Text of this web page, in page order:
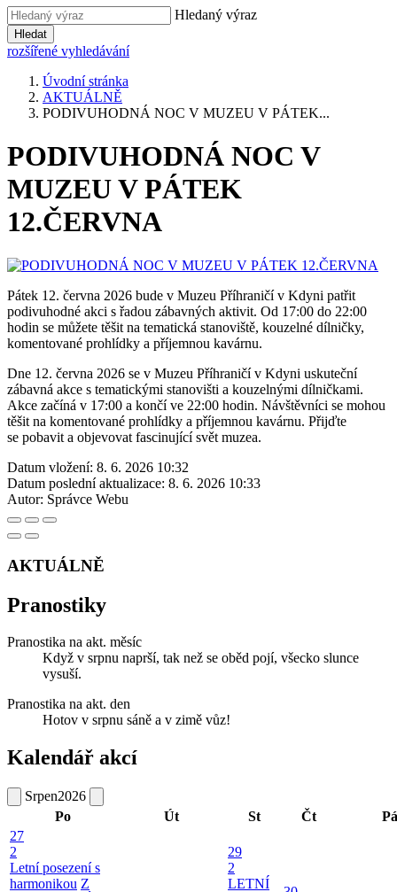
Hledaný výraz
Hledat
rozšířené vyhledávání
Úvodní stránka
AKTUÁLNĚ
PODIVUHODNÁ NOC V MUZEU V PÁTEK...
PODIVUHODNÁ NOC V
MUZEU V PÁTEK
12.ČERVNA
Pátek 12. června 2026 bude v Muzeu Příhraničí v Kdyni patřit
podivuhodné akci s řadou zábavných aktivit. Od 17:00 do 22:00
hodin se můžete těšit na tematická stanoviště, kouzelné dílničky,
komentované prohlídky a příjemnou kavárnu.
Dne 12. června 2026 se v Muzeu Příhraničí v Kdyni uskuteční
zábavná akce s tematickými stanovišti a kouzelnými dílničkami.
Akce začíná v 17:00 a končí ve 22:00 hodin. Návštěvníci se mohou
těšit na komentované prohlídky a příjemnou kavárnu. Přijďte
se pobavit a objevovat fascinující svět muzea.
Datum vložení: 8. 6. 2026 10:32
Datum poslední aktualizace: 8. 6. 2026 10:33
Autor: Správce Webu
AKTUÁLNĚ
Pranostiky
Pranostika na akt. měsíc
Když v srpnu naprší, tak než se oběd pojí, všecko slunce
vysuší.
Pranostika na akt. den
Hotov v srpnu sáně a v zimě vůz!
Kalendář akcí
Srpen2026
Po
Út St Čt
Pá
27
2
Letní posezení s
harmonikou Z
29
2
LETNÍ